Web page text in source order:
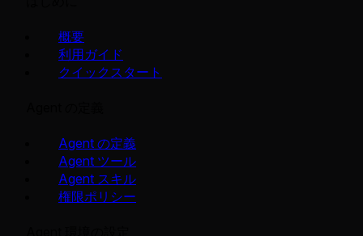
概要
利用ガイド
クイックスタート
Agent の定義
Agent ツール
Agent スキル
権限ポリシー